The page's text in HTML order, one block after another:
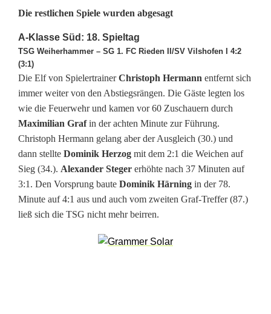
M
a
n
n
s
c
h
a
Die restlichen Spiele wurden abgesagt
A-Klasse Süd: 18. Spieltag
TSG Weiherhammer – SG 1. FC Rieden II/SV Vilshofen I 4:2
(3:1)
Die Elf von SpielertrainerChristoph Hermann entfernt sich
immer weiter von den Abstiegsrängen. Die Gäste legten los
wie die Feuerwehr und kamen vor 60 Zuschauern durch
Maximilian Grafin der achten Minute zur Führung.
Christoph Hermann gelang aber der Ausgleich (30.) und
dann stellte Dominik Herzog mit dem 2:1 die Weichen auf
Sieg (34.). Alexander Steger erhöhte nach 37 Minuten auf
3:1. Den Vorsprung baute Dominik Härning in der 78.
Minute auf 4:1 aus und auch vom zweiten Graf-Treffer (87.)
ließ sich die TSG nicht mehr beirren.